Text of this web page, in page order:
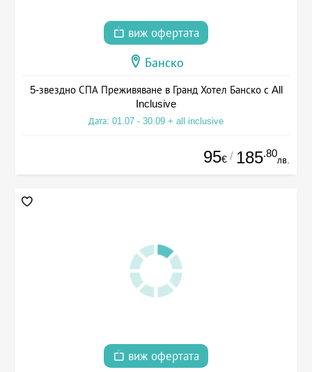
виж офертата
Банско
5-звездно СПА Преживяване в Гранд Хотел Банско с All
Inclusive
Дата: 01.07 - 30.09 + all inclusive
95€ / 185.80
лв.
виж офертата